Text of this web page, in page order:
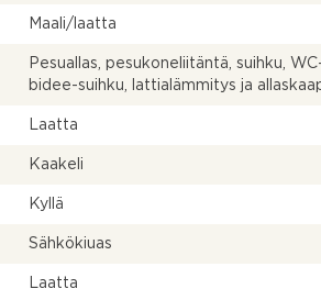
Maali/laatta
Pesuallas, pesukoneliitäntä, suihku,
bidee-suihku, lattialämmitys ja
Laatta
Kaakeli
Kyllä
Sähkökiuas
Laatta